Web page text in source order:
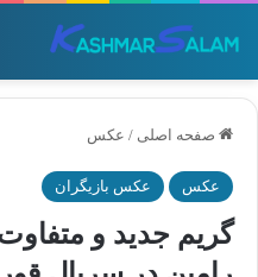
صفحه اصلی / عکس
عکس عکس بازیگران
گریم جدید و